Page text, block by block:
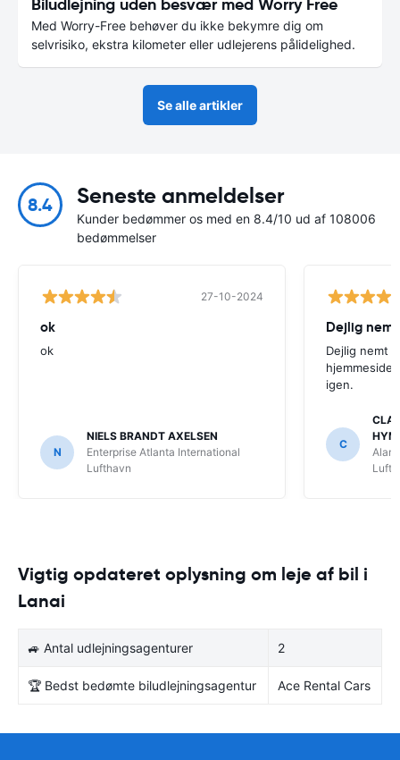
Med Worry-Free behøver du ikke bekymre dig om
selvrisiko, ekstra kilometer eller udlejerens pålidelighed.
Se alle artikler
8.4 Seneste anmeldelser
Kunder bedømmer os med en 8.4/10 ud af 108006
bedømmelser
27-10-2024
ok
ok
N
NIELS BRANDT AXELSEN
Enterprise Atlanta International
Lufthavn
Dejlig
Dejlig nemt
igen.
C
Vigtig opdateret oplysning om leje af bil i
Lanai
🚙 Antal udlejningsagenturer 2
🏆 Bedst bedømte biludlejningsagentur Ace Rental Cars